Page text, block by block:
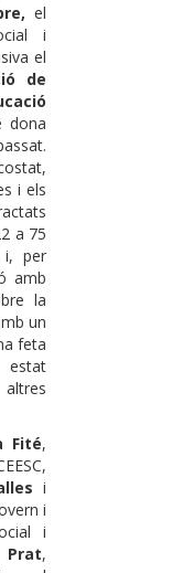
el
i
el
de
dona
i els
a 75
i, per
amb
la
un
feta
estat
Fité,
i
i
i
Prat,